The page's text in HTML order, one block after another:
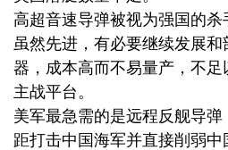
高超音速导弹被视为强国的
虽然先进，有必要继续发展
器，成本高而不易量产，不
主战平台。
美军最急需的是远程反舰导
距打击中国海军并直接削弱